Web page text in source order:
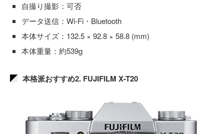
自撮り撮影：可否
データ送信：Wi-Fi・Bluetooth
本体サイズ：132.5 × 92.8 × 58.8 (mm)
本体重量：約539g
本格派おすすめ2. FUJIFILM X-T20